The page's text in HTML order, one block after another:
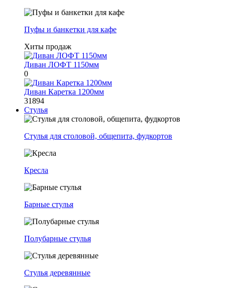
Пуфы и банкетки для кафе
Хиты продаж
Диван ЛОФТ 1150мм
0
Диван Каретка 1200мм
31894
Стулья
Стулья для столовой, общепита, фудкортов
Кресла
Барные стулья
Полубарные стулья
Стулья деревянные